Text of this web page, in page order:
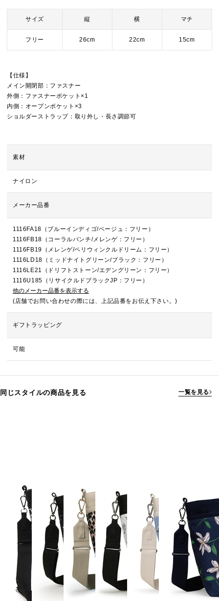
サイズ 縦 横 マチ
フリー 26cm 22cm 15cm
【仕様】
メイン開閉部：ファスナー
外側：ファスナーポケット×1
内側：オープンポケット×3
ショルダーストラップ：取り外し・長さ調節可
素材
ナイロン
メーカー品番
1116FA18（ブルーインディゴ/ベージュ：フリー）
1116FB18（コーラルパンチ/メレンゲ：フリー）
1116FB19（メレンゲ/ペリウィンクルドリーム：フリー）
1116LD18（ミッドナイトグリーン/ブラック：フリー）
1116LE21（ドリフトストーン/エデングリーン：フリー）
1116U185（リサイクルドブラックJP：フリー）
他のメーカー品番を表示する
(店舗でお問い合わせの際には、上記品番をお伝え下さい。)
ギフトラッピング
可能
同じスタイルの商品を見る 一覧を見る